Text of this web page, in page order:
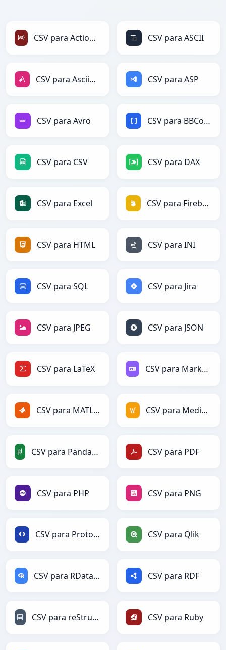
CSV para ActionScript CSV para ASCII
CSV para AsciiDoc CSV para ASP
CSV para Avro CSV para BBCode
CSV para CSV CSV para DAX
CSV para Excel CSV para Firebase
CSV para HTML CSV para INI
CSV para SQL CSV para Jira
CSV para JPEG CSV para JSON
CSV para LaTeX CSV para Markdown
CSV para MATLAB CSV para MediaWiki
CSV para PandasDataFrame CSV para PDF
CSV para PHP CSV para PNG
CSV para Protobuf CSV para Qlik
CSV para RDataFrame CSV para RDF
CSV para reStructuredText CSV para Ruby